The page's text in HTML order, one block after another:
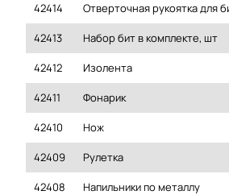
42414 Отверточная рукоятка для
42413 Набор бит в комплекте, шт
42412 Изолента
42411 Фонарик
42410 Нож
42409 Рулетка
42408 Напильники по металлу